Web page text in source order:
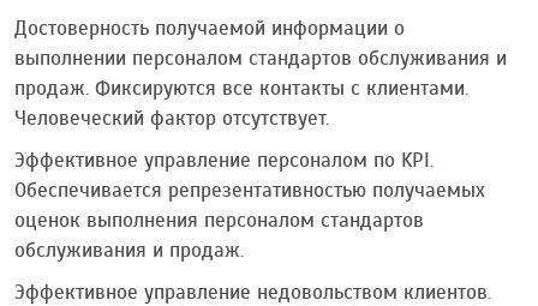
Достоверность получаемой информации о
выполнении персоналом стандартов обслуживания и
продаж. Фиксируются все контакты с клиентами.
Человеческий фактор отсутствует.
Эффективное управление персоналом по KPI.
Обеспечивается репрезентативностью получаемых
оценок выполнения персоналом стандартов
обслуживания и продаж.
Эффективное управление недовольством клиентов.